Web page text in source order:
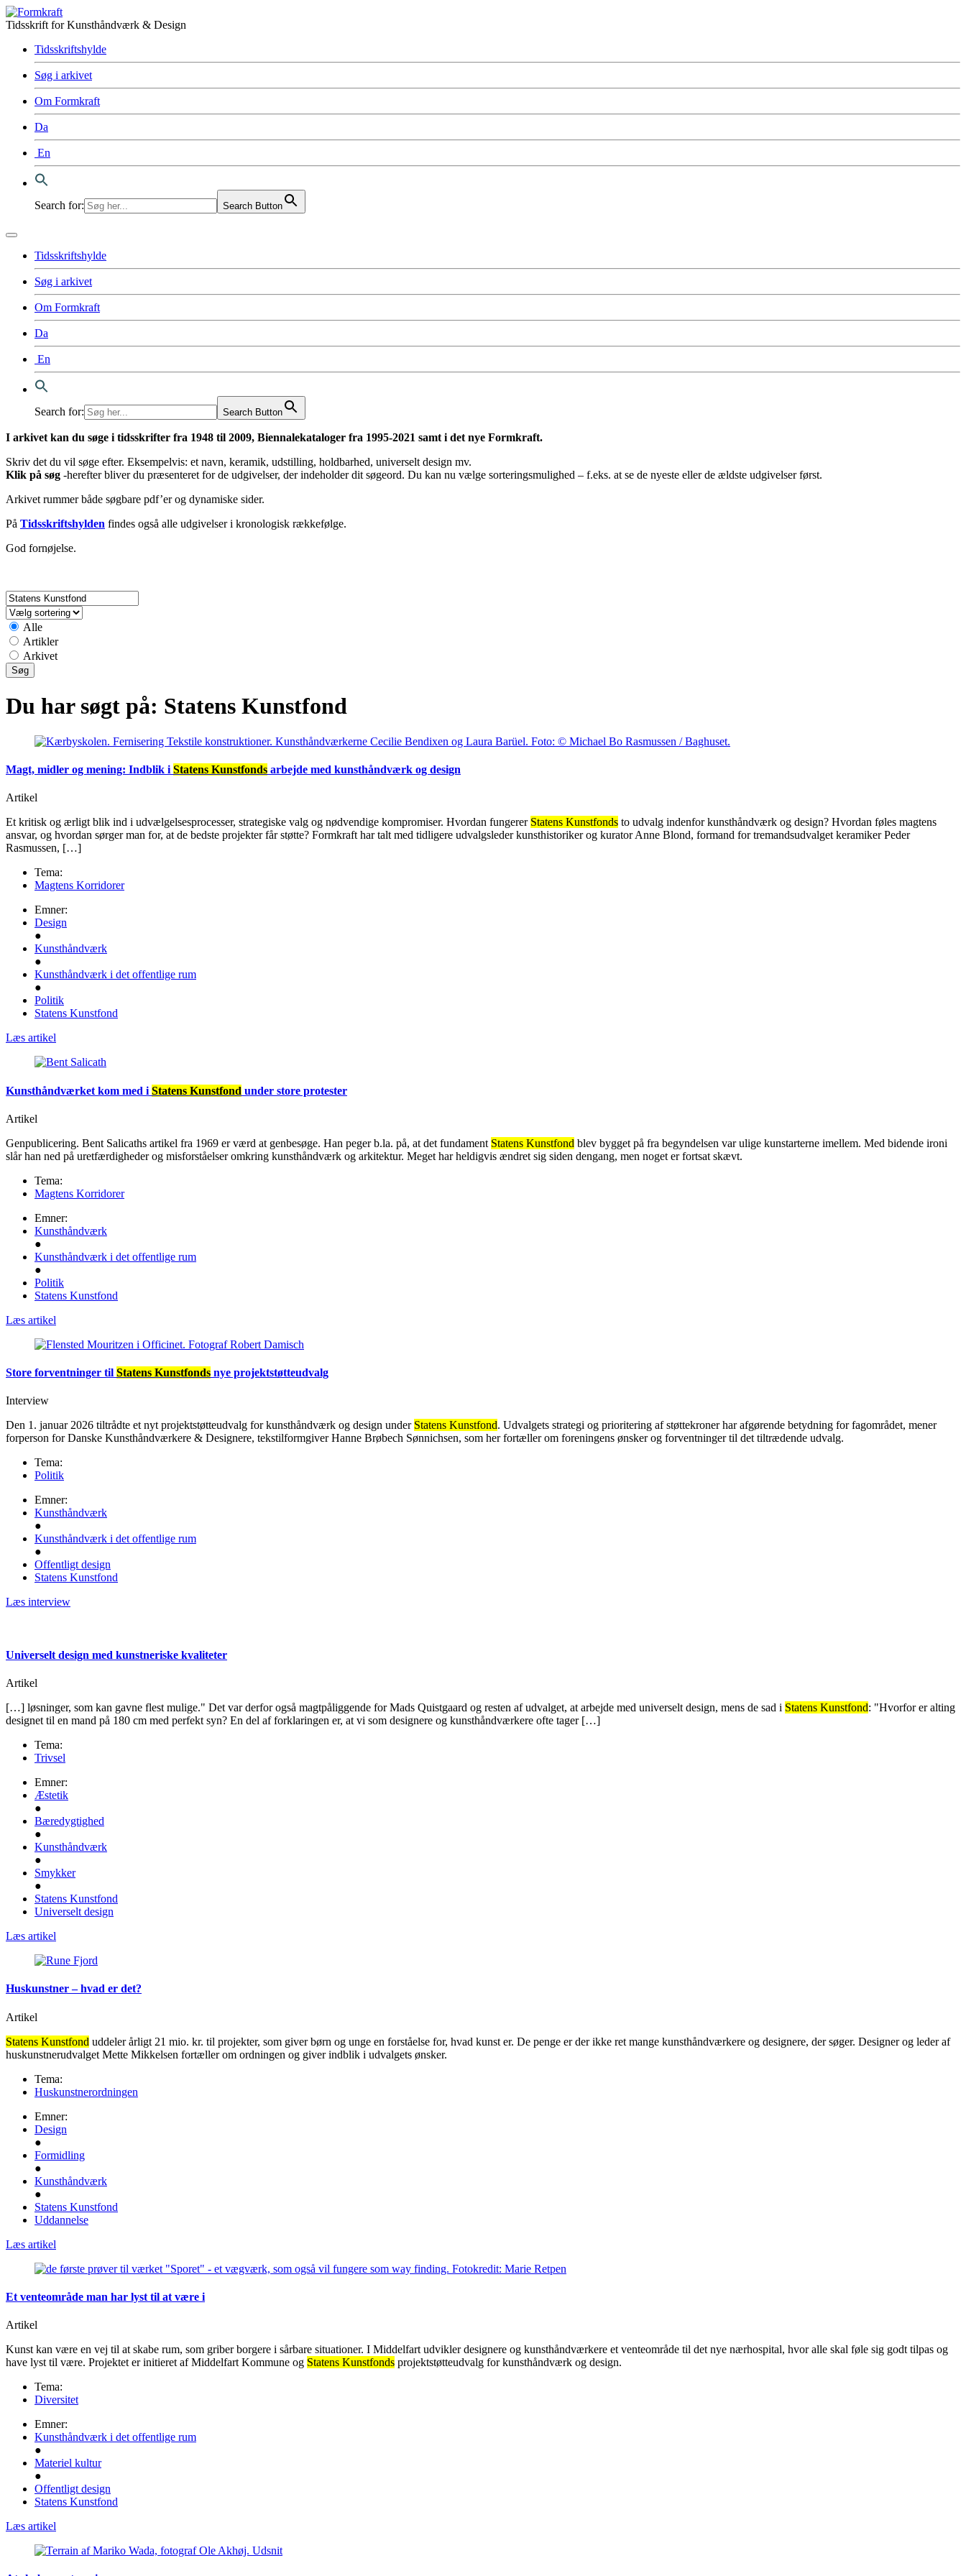
Tidsskrift for Kunsthåndværk & Design
Tidsskriftshylde
Søg i arkivet
Om Formkraft
Da
En
Search for: Search Button
Tidsskriftshylde
Søg i arkivet
Om Formkraft
Da
En
Search for: Search Button
I arkivet kan du søge i tidsskrifter fra 1948 til 2009, Biennalekataloger fra 1995-2021 samt i det nye Formkraft.
Skriv det du vil søge efter. Eksempelvis: et navn, keramik, udstilling, holdbarhed, universelt design mv.
Klik på søg -herefter bliver du præsenteret for de udgivelser, der indeholder dit søgeord. Du kan nu vælge sorteringsmulighed – f.eks. at se de nyeste eller de ældste udgivelser først.
Arkivet rummer både søgbare pdf’er og dynamiske sider.
På Tidsskriftshylden findes også alle udgivelser i kronologisk rækkefølge.
God fornøjelse.
Alle
Artikler
Arkivet
Du har søgt på: Statens Kunstfond
Magt, midler og mening: Indblik i Statens Kunstfonds arbejde med kunsthåndværk og design
Artikel
Et kritisk og ærligt blik ind i udvælgelsesprocesser, strategiske valg og nødvendige kompromiser. Hvordan fungerer Statens Kunstfonds to udvalg indenfor kunsthåndværk og design? Hvordan føles magtens
ansvar, og hvordan sørger man for, at de bedste projekter får støtte? Formkraft har talt med tidligere udvalgsleder kunsthistoriker og kurator Anne Blond, formand for tremandsudvalget keramiker Peder
Rasmussen, […]
Tema:
Magtens Korridorer
Emner:
Design
●
Kunsthåndværk
●
Kunsthåndværk i det offentlige rum
●
Politik
Statens Kunstfond
Læs artikel
Kunsthåndværket kom med i Statens Kunstfond under store protester
Artikel
Genpublicering. Bent Salicaths artikel fra 1969 er værd at genbesøge. Han peger b.la. på, at det fundament Statens Kunstfond blev bygget på fra begyndelsen var ulige kunstarterne imellem. Med bidende ironi
slår han ned på uretfærdigheder og misforståelser omkring kunsthåndværk og arkitektur. Meget har heldigvis ændret sig siden dengang, men noget er fortsat skævt.
Tema:
Magtens Korridorer
Emner:
Kunsthåndværk
●
Kunsthåndværk i det offentlige rum
●
Politik
Statens Kunstfond
Læs artikel
Store forventninger til Statens Kunstfonds nye projektstøtteudvalg
Interview
Den 1. januar 2026 tiltrådte et nyt projektstøtteudvalg for kunsthåndværk og design under Statens Kunstfond. Udvalgets strategi og prioritering af støttekroner har afgørende betydning for fagområdet, mener
forperson for Danske Kunsthåndværkere & Designere, tekstilformgiver Hanne Brøbech Sønnichsen, som her fortæller om foreningens ønsker og forventninger til det tiltrædende udvalg.
Tema:
Politik
Emner:
Kunsthåndværk
●
Kunsthåndværk i det offentlige rum
●
Offentligt design
Statens Kunstfond
Læs interview
Universelt design med kunstneriske kvaliteter
Artikel
[…] løsninger, som kan gavne flest mulige." Det var derfor også magtpåliggende for Mads Quistgaard og resten af udvalget, at arbejde med universelt design, mens de sad i Statens Kunstfond: "Hvorfor er alting
designet til en mand på 180 cm med perfekt syn? En del af forklaringen er, at vi som designere og kunsthåndværkere ofte tager […]
Tema:
Trivsel
Emner:
Æstetik
●
Bæredygtighed
●
Kunsthåndværk
●
Smykker
●
Statens Kunstfond
Universelt design
Læs artikel
Huskunstner – hvad er det?
Artikel
Statens Kunstfond uddeler årligt 21 mio. kr. til projekter, som giver børn og unge en forståelse for, hvad kunst er. De penge er der ikke ret mange kunsthåndværkere og designere, der søger. Designer og leder af
huskunstnerudvalget Mette Mikkelsen fortæller om ordningen og giver indblik i udvalgets ønsker.
Tema:
Huskunstnerordningen
Emner:
Design
●
Formidling
●
Kunsthåndværk
●
Statens Kunstfond
Uddannelse
Læs artikel
Et venteområde man har lyst til at være i
Artikel
Kunst kan være en vej til at skabe rum, som griber borgere i sårbare situationer. I Middelfart udvikler designere og kunsthåndværkere et venteområde til det nye nærhospital, hvor alle skal føle sig godt tilpas og
have lyst til være. Projektet er initieret af Middelfart Kommune og Statens Kunstfonds projektstøtteudvalg for kunsthåndværk og design.
Tema:
Diversitet
Emner:
Kunsthåndværk i det offentlige rum
●
Materiel kultur
●
Offentligt design
Statens Kunstfond
Læs artikel